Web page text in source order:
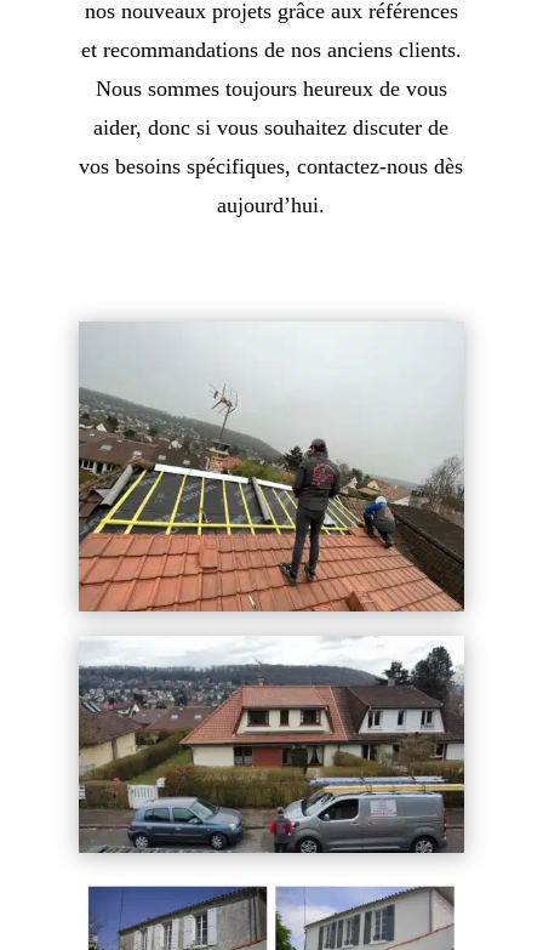
nos nouveaux projets grâce aux références
et recommandations de nos anciens clients.
Nous sommes toujours heureux de vous
aider, donc si vous souhaitez discuter de
vos besoins spécifiques, contactez-nous dès
aujourd’hui.